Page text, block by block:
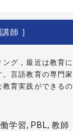
師 ]
グ，最近は教育に
言語教育の専門家
育実践ができるの
学習, PBL, 教師